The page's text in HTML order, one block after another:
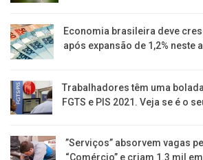
Economia brasileira deve
após expansão de 1,2% neste
Trabalhadores têm uma
FGTS e PIS 2021. Veja se é o
​”Serviços” absorvem vagas
“Comércio” e criam 1.3 mil